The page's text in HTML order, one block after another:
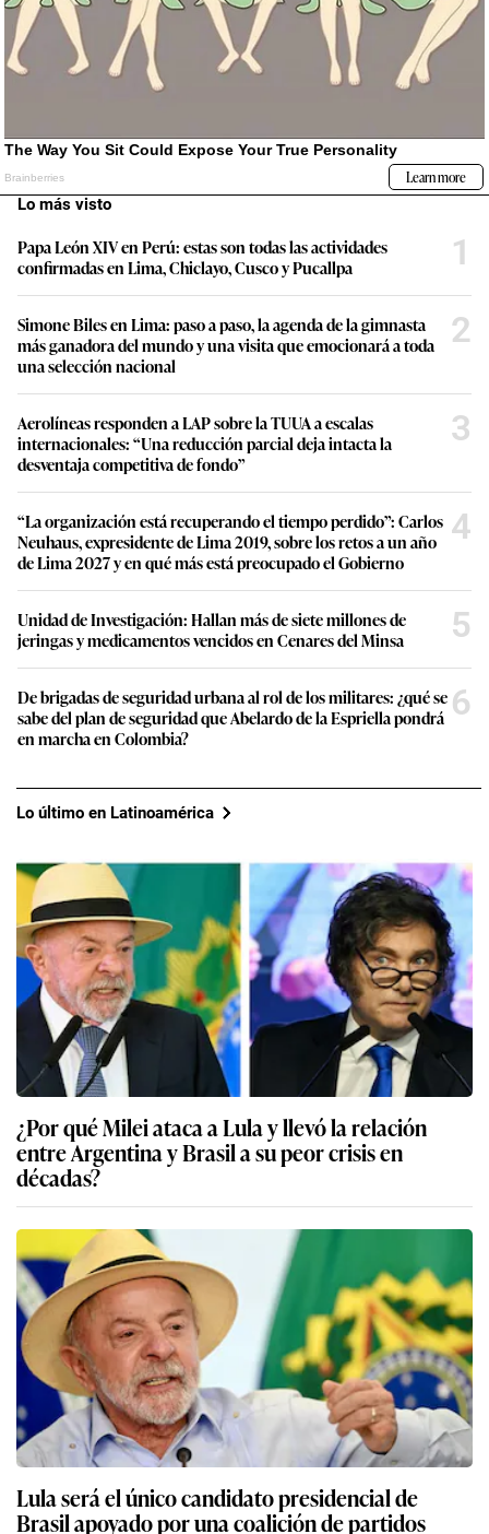
Lo más visto
Papa León XIV en Perú: estas son todas las actividades
confirmadas en Lima, Chiclayo, Cusco y Pucallpa
1
Simone Biles en Lima: paso a paso, la agenda de la gimnasta
más ganadora del mundo y una visita que emocionará a toda
una selección nacional
2
Aerolíneas responden a LAP sobre la TUUA a escalas
internacionales: “Una reducción parcial deja intacta la
desventaja competitiva de fondo”
3
“La organización está recuperando el tiempo perdido”: Carlos
Neuhaus, expresidente de Lima 2019, sobre los retos a un año
de Lima 2027 y en qué más está preocupado el Gobierno
4
Unidad de Investigación: Hallan más de siete millones de
jeringas y medicamentos vencidos en Cenares del Minsa
5
De brigadas de seguridad urbana al rol de los militares: ¿qué se
sabe del plan de seguridad que Abelardo de la Espriella pondrá
en marcha en Colombia?
6
Lo último en Latinoamérica
¿Por qué Milei ataca a Lula y llevó la relación
entre Argentina y Brasil a su peor crisis en
décadas?
Lula será el único candidato presidencial de
Brasil apoyado por una coalición de partidos